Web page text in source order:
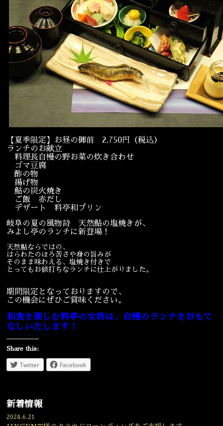
【夏季限定】お昼の御前 2,750円（税込）
ランチのお献立
料理長自慢の野お菜の炊き合わせ
ゴマ豆腐
酢の物
揚げ物
鮎の炭火焼き
ご飯 赤だし
デザート 料亭和プリン
岐阜の夏の風物詩 天然鮎の塩焼きが、
みよし亭のランチに新登場！
天然鮎ならではの、
はらわたのほろ苦さや身の旨みが
そのまま味わえる、塩焼き付きで
とってもお値打ちなランチに仕上がりました。
期間限定となっておりますので、
この機会にぜひご賞味ください。
和食を楽しむ料亭の女将は、自慢のランチをおもて
なしいたします！
Share this:
Twitter Facebook
新着情報
2024.6.21
法要
慶事 お顔合わせ
宴会 ウェディング